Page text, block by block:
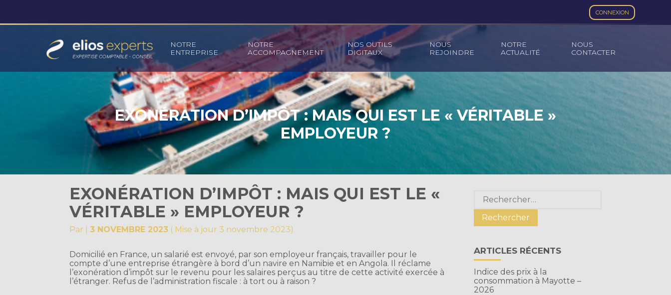
CONNEXION
au
Principal
NOTRE
ENTREPRISE
NOTRE
ACCOMPAGNEMENT
NOS OUTILS
DIGITAUX
NOUS
REJOINDRE
NOTRE
ACTUALITÉ
NOUS
CONTACTER
EXONÉRATION D’IMPÔT : MAIS QUI EST LE « VÉRITABLE »
EMPLOYEUR ?
EXONÉRATION D’IMPÔT : MAIS QUI EST LE «
VÉRITABLE » EMPLOYEUR ?
Par |3 NOVEMBRE 2023 ( Mise à jour 3 novembre 2023)
Domicilié en France, un salarié est envoyé, par son employeur français, travailler pour le
compte d’une entreprise étrangère à bord d’un navire en Namibie et en Angola. Il réclame
l’exonération d’impôt sur le revenu pour les salaires perçus au titre de cette activité exercée à
l’étranger. Refus de l’administration fiscale : à tort ou à raison ?
Blog
sidebar
Rechercher :
ARTICLES RÉCENTS
Indice des prix à la
consommation à Mayotte –
2026